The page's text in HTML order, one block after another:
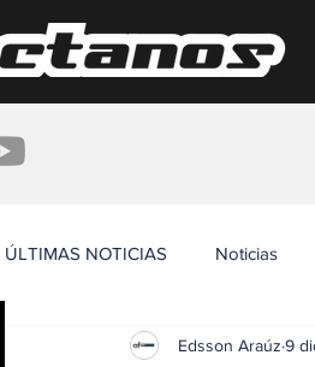
ÚLTIMAS NOTICIAS Noticias
Edsson Araúz 9